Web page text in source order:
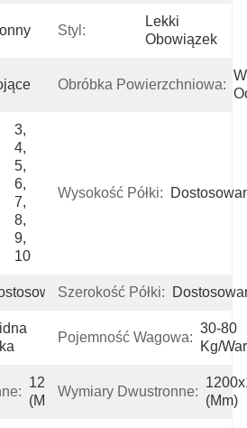
Styl:
Lekki
Obowiązek
Obróbka Powierzchniowa:
3,
4,
5,
6,
7,
8,
9,
10
Wysokość Półki:
Szerokość Półki:
Pojemność Wagowa:
30-80
Kg/
1200x500x2000x5
(mm)
Wymiary Dwustronne:
(mm)